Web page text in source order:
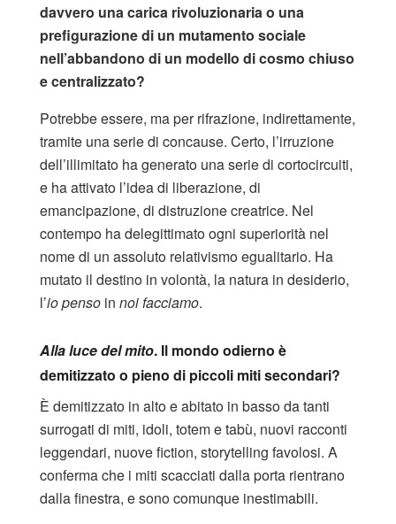
davvero una carica rivoluzionaria o una
prefigurazione di un mutamento sociale
nell’abbandono di un modello di cosmo chiuso
e centralizzato?
Potrebbe essere, ma per rifrazione, indirettamente,
tramite una serie di concause. Certo, l’irruzione
dell’illimitato ha generato una serie di cortocircuiti,
e ha attivato l’idea di liberazione, di
emancipazione, di distruzione creatrice. Nel
contempo ha delegittimato ogni superiorità nel
nome di un assoluto relativismo egualitario. Ha
mutato il destino in volontà, la natura in desiderio,
l’io penso in noi facciamo.
Alla luce del mito. Il mondo odierno è
demitizzato o pieno di piccoli miti secondari?
È demitizzato in alto e abitato in basso da tanti
surrogati di miti, idoli, totem e tabù, nuovi racconti
leggendari, nuove fiction, storytelling favolosi. A
conferma che i miti scacciati dalla porta rientrano
dalla finestra, e sono comunque inestimabili.